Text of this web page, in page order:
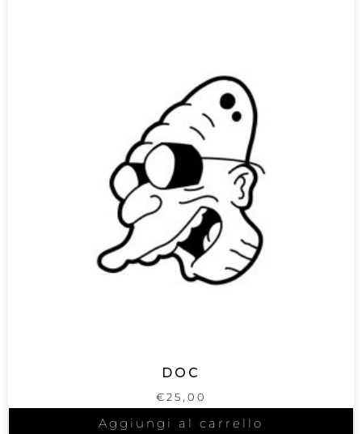
DOC
€25,00
Aggiungi al carrello